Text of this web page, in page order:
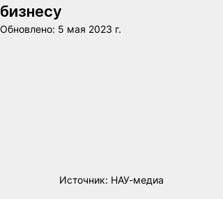
бизнесу
Обновлено: 5 мая 2023 г.
Источник: НАУ-медиа